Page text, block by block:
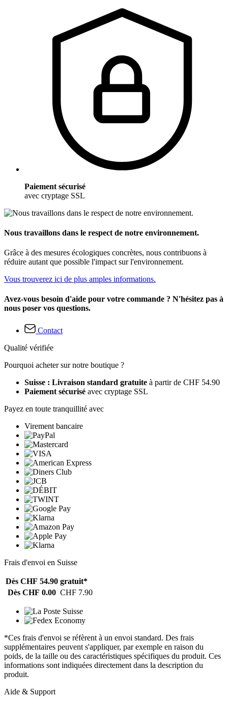
Paiement sécurisé
avec cryptage SSL
Nous travaillons dans le respect de notre environnement.
Grâce à des mesures écologiques concrètes, nous contribuons à
réduire autant que possible l'impact sur l'environnement.
Vous trouverez ici de plus amples informations.
Avez-vous besoin d'aide pour votre commande ? N'hésitez pas à
nous poser vos questions.
Contact
Qualité vérifiée
Pourquoi acheter sur notre boutique ?
Suisse : Livraison standard gratuite à partir de CHF 54.90
Paiement sécurisé avec cryptage SSL
Payez en toute tranquillité avec
Virement bancaire
Frais d'envoi en Suisse
Dès CHF 54.90 gratuit*
Dès CHF 0.00 CHF 7.90
*Ces frais d'envoi se réfèrent à un envoi standard. Des frais
supplémentaires peuvent s'appliquer, par exemple en raison du
poids, de la taille ou des caractéristiques spécifiques du produit. Ces
informations sont indiquées directement dans la description du
produit.
Aide & Support